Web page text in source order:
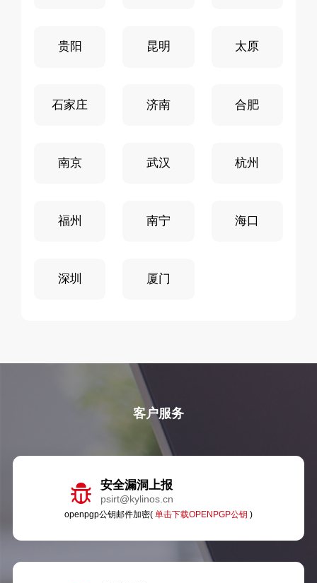
贵阳 昆明 太原
石家庄 济南 合肥
南京 武汉 杭州
福州 南宁 海口
深圳 厦门
客户服务
安全漏洞上报
psirt@kylinos.cn
openpgp公钥邮件加密( 单击下载OPENPGP公钥 )